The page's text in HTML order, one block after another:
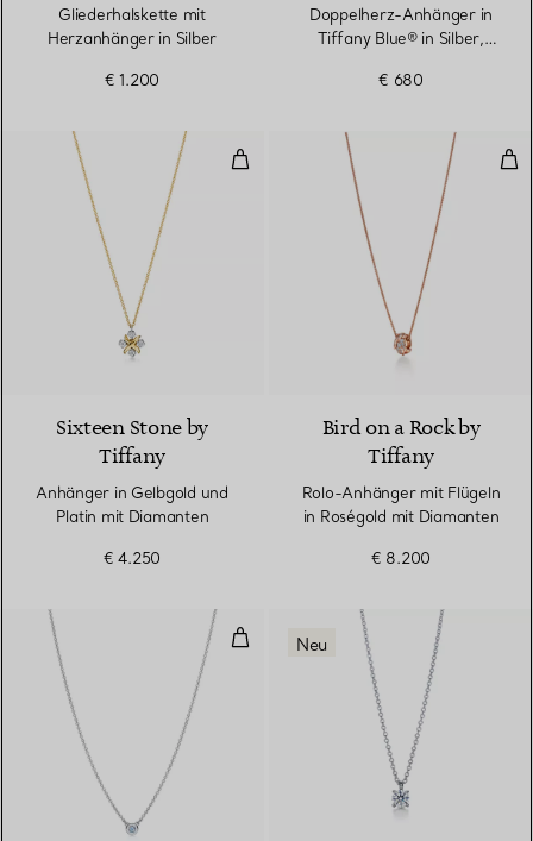
Gliederhalskette mit
Herzanhänger in Silber
€ 1.200
Doppelherz-Anhänger in
Tiffany Blue® in Silber,
€ 680
Anhänger in Gelbgold und
Sixteen Stone by
Tiffany
Anhänger in Gelbgold und
Platin mit Diamanten
€ 4.250
Bird on a Rock by
Tiffany
Rolo-Anhänger mit Flügeln
in Roségold mit Diamanten
€ 8.200
Color by the Yard Anhänger mit
Neu